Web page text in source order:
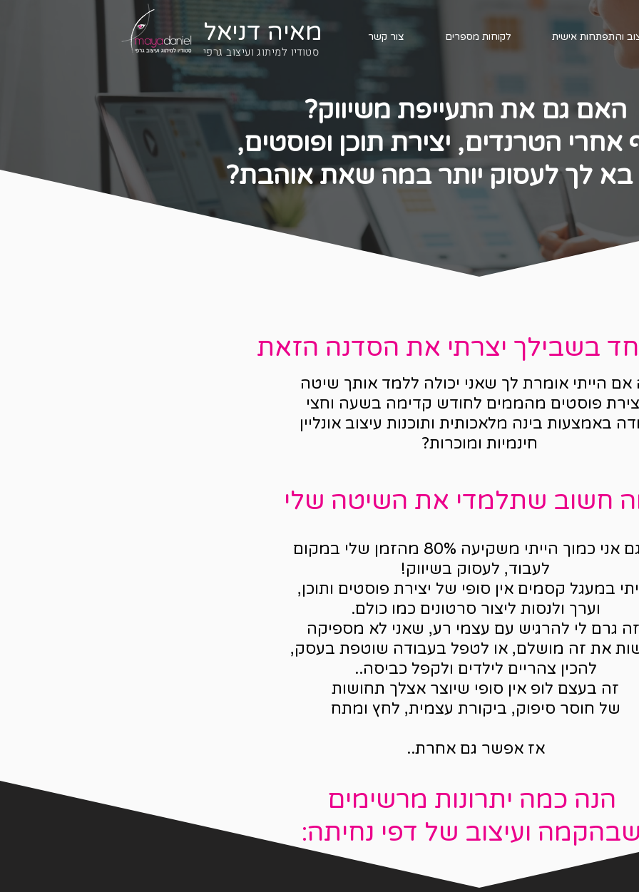
סטודיו למיתוג ועיצוב גרפי
מאיה דניאל והתפתחות אישית לקוחות מספרים צור קשר
האם גם את התעייפת משיווק?
אחרי הטרנדים, יצירת תוכן ופוסטים,
בא לך לעסוק יותר במה שאת אוהבת?
בשבילך יצרתי את הסדנה הזאת
הייתי אומרת לך שאני יכולה ללמד אותך שיטה
פוסטים מהממים לחודש קדימה בשעה וחצי
באמצעות בינה מלאכותית ותוכנות עיצוב אונליין
חינמיות ומוכרות?
חשוב שתלמדי את השיטה שלי
כי גם אני כמוך הייתי משקיעה 80% מהזמן שלי במקום
לעבוד, לעסוק בשיווק!
במעגל קסמים אין סופי של יצירת פוסטים ותוכן,
וערך ולנסות ליצור סרטונים כמו כולם.
גרם לי להרגיש עם עצמי רע, שאני לא מספיקה
את זה מושלם, או לטפל בעבודה שוטפת בעסק,
להכין צהריים לילדים ולקפל כביסה..
זה בעצם לופ אין סופי שיוצר אצלך תחושות
של חוסר סיפוק, ביקורת עצמית, לחץ ומתח
אז אפשר גם אחרת..
הנה כמה יתרונות מרשימים
ועיצוב של דפי נחיתה: